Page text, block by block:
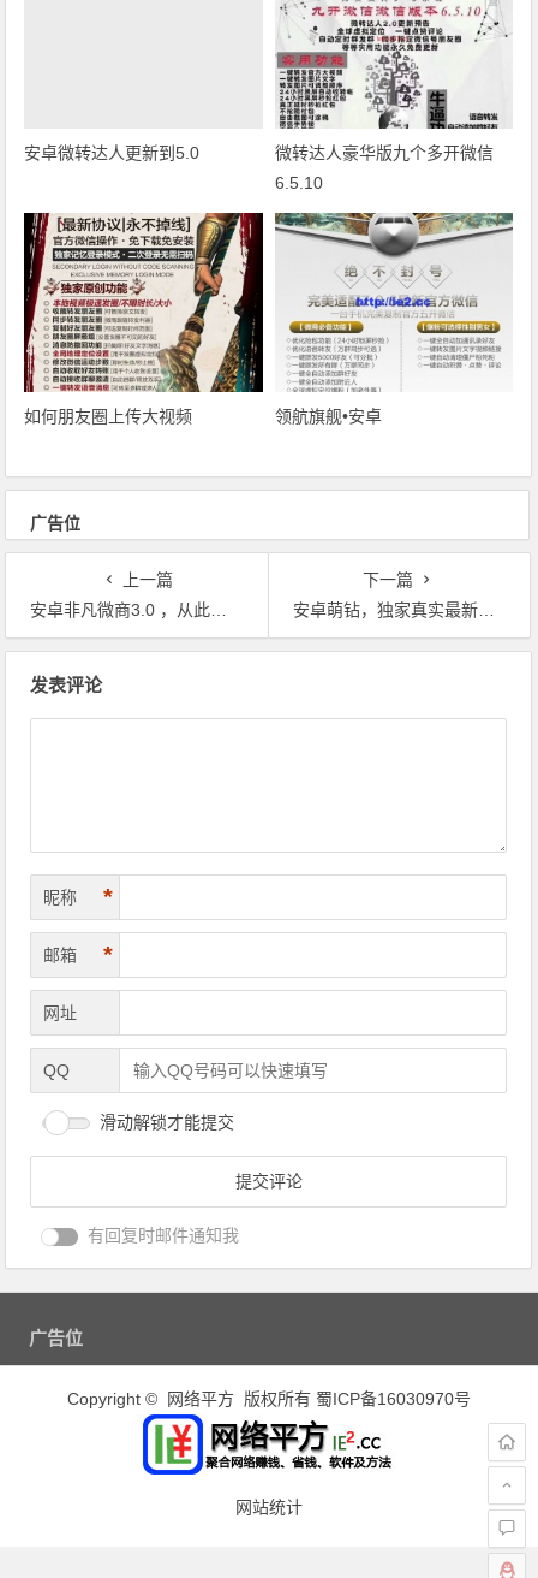
安卓微转达人更新到5.0
微转达人豪华版九个多开微信
6.5.10
如何朋友圈上传大视频 领航旗舰•安卓
广告位
上一篇
安卓非凡微商3.0 ，从此告别微信登陆提示低版本
下一篇
安卓萌钻，独家真实最新官方6.5.19微信版本
发表评论
昵称 *
邮箱 *
网址
QQ
滑动解锁才能提交
有回复时邮件通知我
广告位
Copyright © 网络平方 版权所有 蜀ICP备16030970号
网站统计